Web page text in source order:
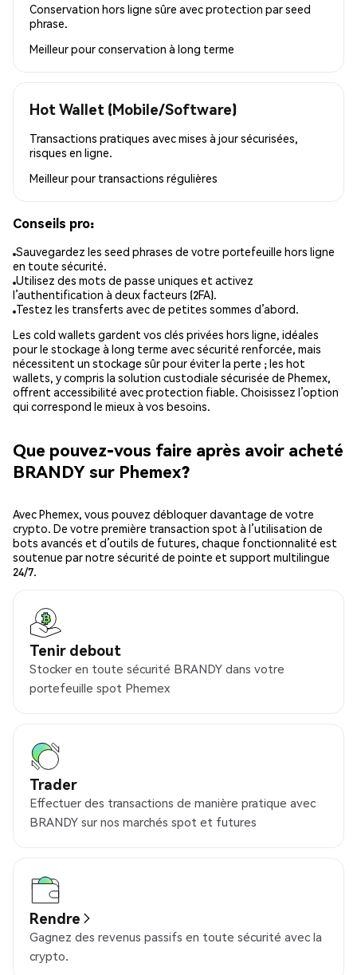
Conservation hors ligne sûre avec protection par seed
phrase.
Meilleur pourconservation à long terme
Hot Wallet (Mobile/Software)
Transactions pratiques avec mises à jour sécurisées,
risques en ligne.
Meilleur pour transactions régulières
Conseils pro:
Sauvegardez les seed phrases de votre portefeuille hors ligne
en toute sécurité.
Utilisez des mots de passe uniques et activez
l’authentification à deux facteurs (2FA).
Testez les transferts avec de petites sommes d’abord.
Les cold wallets gardent vos clés privées hors ligne, idéales
pour le stockage à long terme avec sécurité renforcée, mais
nécessitent un stockage sûr pour éviter la perte ; les hot
wallets, y compris la solution custodiale sécurisée de Phemex,
offrent accessibilité avec protection fiable. Choisissez l’option
qui correspond le mieux à vos besoins.
Que pouvez-vous faire après avoir acheté
BRANDY sur Phemex?
Avec Phemex, vous pouvez débloquer davantage de votre
crypto. De votre première transaction spot à l’utilisation de
bots avancés et d’outils de futures, chaque fonctionnalité est
soutenue par notre sécurité de pointe et support multilingue
24/7.
Tenir debout
Stocker en toute sécurité BRANDY dans votre
portefeuille spot Phemex
Trader
Effectuer des transactions de manière pratique avec
BRANDY sur nos marchés spot et futures
Rendre
Gagnez des revenus passifs en toute sécurité avec la
crypto.